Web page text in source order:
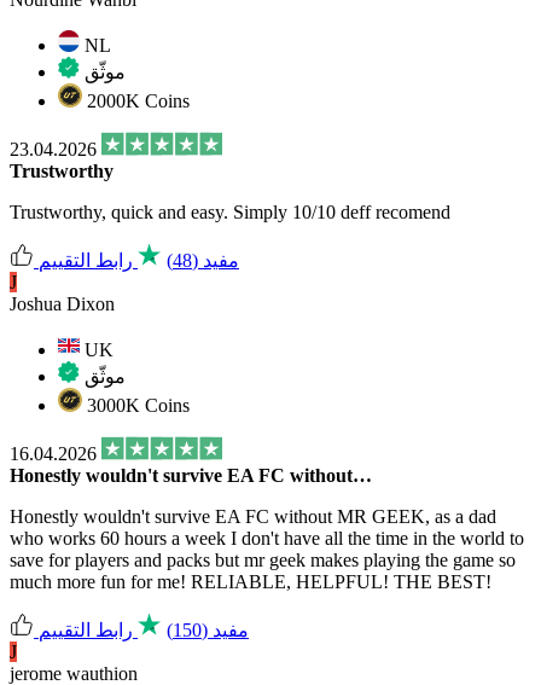
NL
موثّق
2000K Coins
23.04.2026
Trustworthy
Trustworthy, quick and easy. Simply 10/10 deff recomend
مفيد (48)
رابط التقييم
J
Joshua Dixon
UK
موثّق
3000K Coins
16.04.2026
Honestly wouldn't survive EA FC without…
Honestly wouldn't survive EA FC without MR GEEK, as a dad
who works 60 hours a week I don't have all the time in the world to
save for players and packs but mr geek makes playing the game so
much more fun for me! RELIABLE, HELPFUL! THE BEST!
مفيد (150)
رابط التقييم
J
jerome wauthion